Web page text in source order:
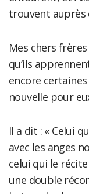
trouvent auprès
Mes chers
qu’ils
encore
nouvelle pour
Il a dit : « Celui
avec les anges
celui qui le
une double